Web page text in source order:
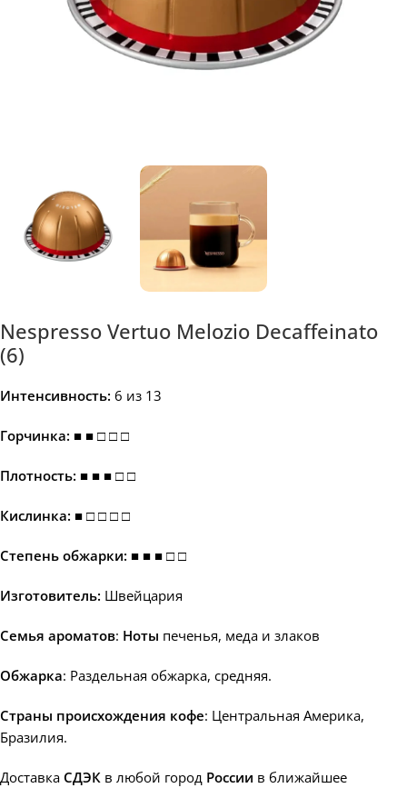
Nespresso Vertuo Melozio Decaffeinato
(6)
Интенсивность: 6 из 13
Горчинка: ■ ■ □ □ □
Плотность: ■ ■ ■ □ □
Кислинка: ■ □ □ □ □
Степень обжарки: ■ ■ ■ □ □
Изготовитель: Швейцария
Семья ароматов: Ноты печенья, меда и злаков
Обжарка: Раздельная обжарка, средняя.
Страны происхождения кофе: Центральная Америка,
Бразилия.
Доставка СДЭК в любой город России в ближайшее